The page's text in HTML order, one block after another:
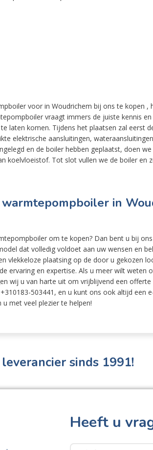
voor in Woudrichem bij ons te kopen ,
vraagt immers de juiste kennis
laten komen. Tijdens het plaatsen zal eerst
elektrische aansluitingen,
en de boiler hebben geplaatst, doen
koelvloeistof. Tot slot vullen we de boiler en
in
om te kopen? Dan bent u bij
dat volledig voldoet aan uw wensen en
vlekkeloze plaatsing op de door u gekozen
ervaring en expertise. Als u meer wilt weten
wij u van harte uit om vrijblijvend een offerte
503441, en u kunt ons ook altijd een
met veel plezier te helpen!
sinds 1991!
Heeft u